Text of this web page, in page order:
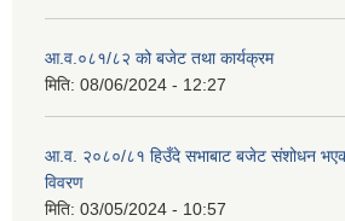
आ.व.०८१/८२ को बजेट तथा कार्यक्रम
मिति: 08/06/2024 - 12:27
आ.व. २०८०/८१ हिउँदे सभाबाट बजेट संशोधन
विवरण
मिति: 03/05/2024 - 10:57